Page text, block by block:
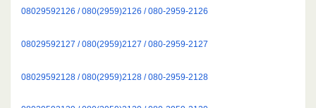
08029592126 / 080(2959)2126 / 080-2959-2126
08029592127 / 080(2959)2127 / 080-2959-2127
08029592128 / 080(2959)2128 / 080-2959-2128